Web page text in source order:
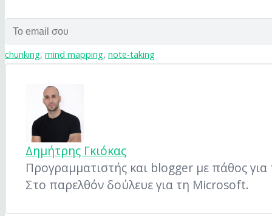
chunking, mind mapping, note-taking
Δημήτρης Γκιόκας
Προγραμματιστής και blogger με πάθος για
Στο παρελθόν δούλευε για τη Microsoft.